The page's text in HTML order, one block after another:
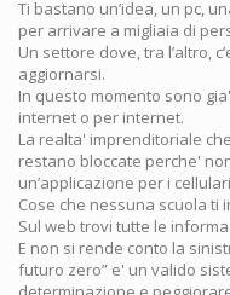
Ti bastano un’idea, un pc,
per arrivare a migliaia di
Un settore dove, tra l’altro,
aggiornarsi.
In questo momento sono
internet o per internet.
La realta' imprenditoriale
restano bloccate perche'
un’applicazione per i
Cose che nessuna scuola ti
Sul web trovi tutte le
E non si rende conto la
futuro zero” e' un valido